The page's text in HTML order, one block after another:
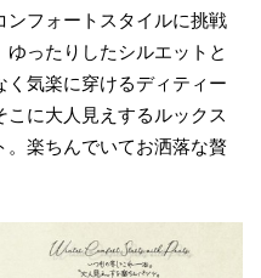
ンフォートスタイルに挑戦
ったりしたシルエットと
気楽に穿けるディティー
に大人見えするルックス
。楽ちんでいてお洒落な贅